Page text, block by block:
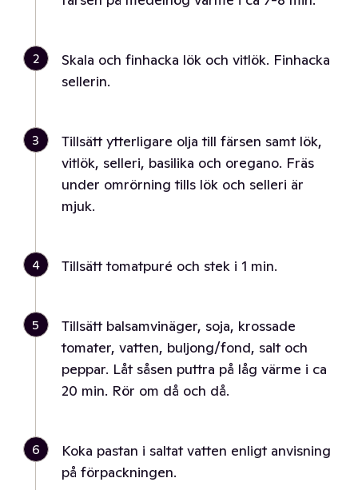
2
Skala och finhacka lök och vitlök. Finhacka
sellerin.
3
Tillsätt ytterligare olja till färsen samt lök,
vitlök, selleri, basilika och oregano. Fräs
under omrörning tills lök och selleri är
mjuk.
4 Tillsätt tomatpuré och stek i 1 min.
5
Tillsätt balsamvinäger, soja, krossade
tomater, vatten, buljong/fond, salt och
peppar. Låt såsen puttra på låg värme i ca
20 min. Rör om då och då.
6
Koka pastan i saltat vatten enligt anvisning
på förpackningen.